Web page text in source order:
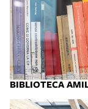
BIBLIOTECA